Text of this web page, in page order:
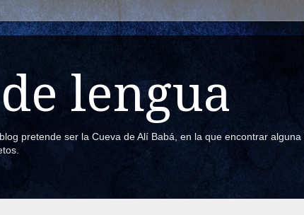
lengua
pretende ser la Cueva de Alí Babá, en la que encontrar